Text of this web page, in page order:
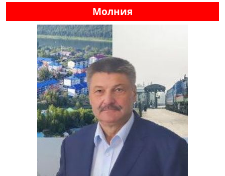
Молния